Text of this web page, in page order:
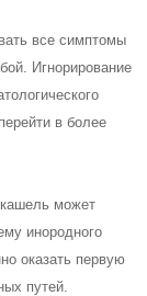
все симптомы
Игнорирование
в более
может
инородного
оказать первую
путей.